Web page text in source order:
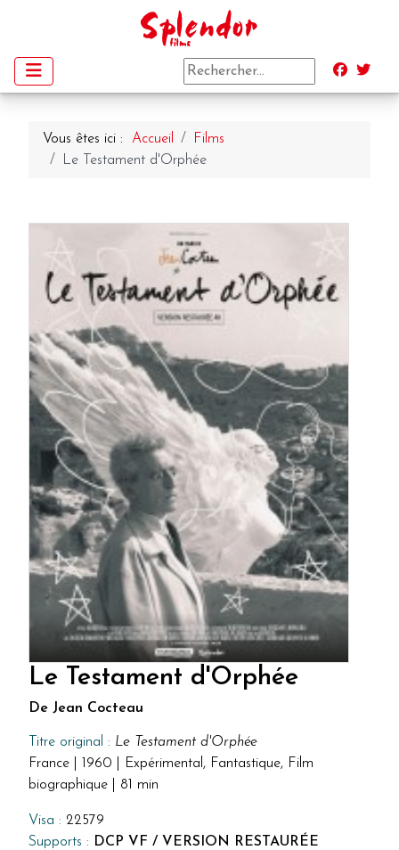
Vous êtes ici : Accueil
Films
Le Testament d'Orphée
Le Testament d'Orphée
De Jean Cocteau
Titre original : Le Testament d'Orphée
France | 1960 | Expérimental, Fantastique, Film
biographique | 81 min
Visa : 22579
Supports : DCP VF / VERSION RESTAURÉE